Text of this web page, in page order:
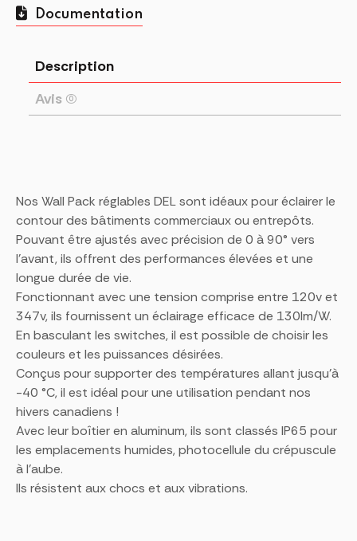
Documentation
Description
Avis (0)
Nos Wall Pack réglables DEL sont idéaux pour éclairer le
contour des bâtiments commerciaux ou entrepôts.
Pouvant être ajustés avec précision de 0 à 90° vers
l’avant, ils offrent des performances élevées et une
longue durée de vie.
Fonctionnant avec une tension comprise entre 120v et
347v, ils fournissent un éclairage efficace de 130lm/W.
En basculant les switches, il est possible de choisir les
couleurs et les puissances désirées.
Conçus pour supporter des températures allant jusqu’à
-40 °C, il est idéal pour une utilisation pendant nos
hivers canadiens !
Avec leur boîtier en aluminum, ils sont classés IP65 pour
les emplacements humides, photocellule du crépuscule
à l’aube.
Ils résistent aux chocs et aux vibrations.